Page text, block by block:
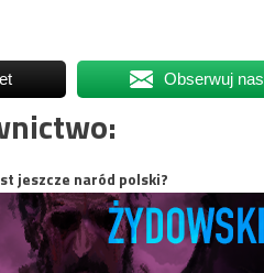
Obserwuj nas
jeszcze naród polski?